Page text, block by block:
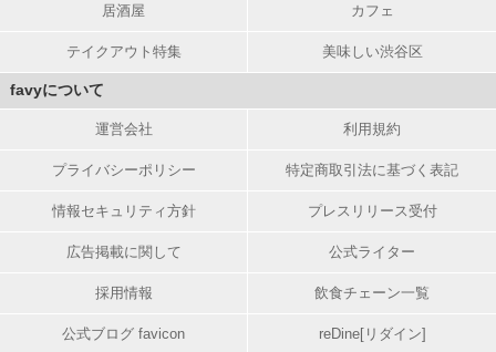
居酒屋 カフェ
テイクアウト特集 美味しい渋谷区
favyについて
運営会社 利用規約
プライバシーポリシー 特定商取引法に基づく表記
情報セキュリティ方針 プレスリリース受付
広告掲載に関して 公式ライター
採用情報 飲食チェーン一覧
公式ブログ favicon reDine[リダイン]